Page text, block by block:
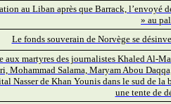
au Liban après que Barrack, l’envoyé
» au
Le fonds souverain de Norvège se
aux martyres des journalistes Khaled Al-
Mohammad Salama, Maryam Abou
Nasser de Khan Younis dans le sud de la
une tente de